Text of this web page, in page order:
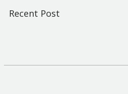
Recent Post